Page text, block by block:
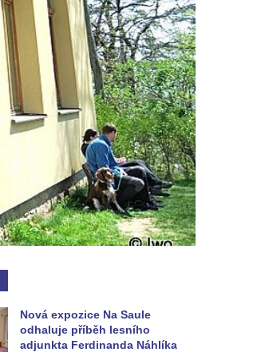
Nová expozice Na Saule
odhaluje příběh lesního
adjunkta Ferdinanda Náhlíka